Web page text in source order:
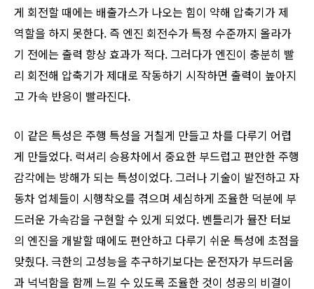
게 회전할 때에는 배출가스가 나오는 힘이 약해 압축기가 제
역할을 하지 못한다. 즉 엔진 회전수가 특정 수준까지 올라가
기 전에는 출력 향상 효과가 적다. 그러다가 엔진이 충분히 빨
리 회전해 압축기가 제대로 작동하기 시작하면 출력이 높아지
고 가속 반응이 빨라진다.
이 같은 특성은 주행 특성을 거칠게 만들고 차를 다루기 어렵
게 만들었다. 럭셔리 승용차에서 중요한 부드럽고 편안한 주행
감각에는 방해가 되는 특성이었다. 그러나 기술이 발전하고 자
동차 업체들이 시행착오를 겪으며 세심하게 조율한 덕분에 부
드러운 가속감을 구현할 수 있게 되었다. 벤틀리가 뮬잔 터보
의 엔진을 개발할 때에도 편안하고 다루기 쉬운 특성에 초점을
맞췄다. 극한의 고성능을 추구하기보다는 운전자가 부드러움
과 넉넉함을 함께 느낄 수 있도록 조율한 것이 성공의 비결이